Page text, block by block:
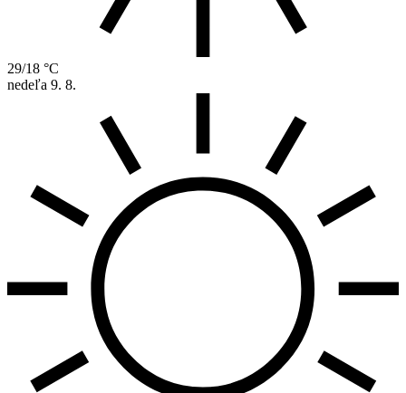
29/18 °C
nedeľa 9. 8.